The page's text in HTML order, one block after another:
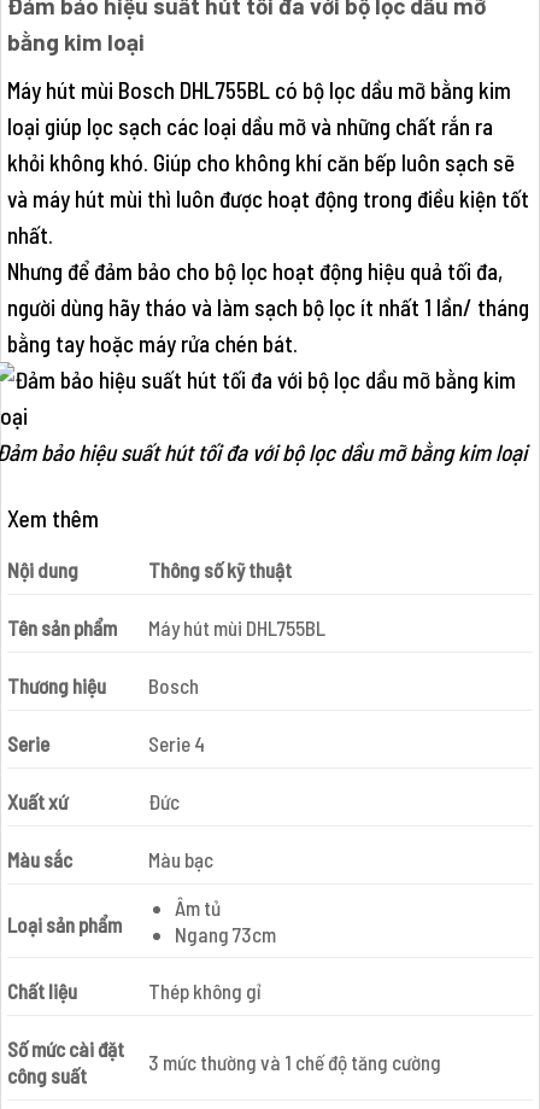
Đảm bảo hiệu suất hút tối đa với bộ lọc dầu mỡ
bằng kim loại
Máy hút mùi Bosch DHL755BL có bộ lọc dầu mỡ bằng kim
loại giúp lọc sạch các loại dầu mỡ và những chất rắn ra
khỏi không khó. Giúp cho không khí căn bếp luôn sạch sẽ
và máy hút mùi thì luôn được hoạt động trong điều kiện tốt
nhất.
Nhưng để đảm bảo cho bộ lọc hoạt động hiệu quả tối đa,
người dùng hãy tháo và làm sạch bộ lọc ít nhất 1 lần/ tháng
bằng tay hoặc máy rửa chén bát.
bảo hiệu suất hút tối đa với bộ lọc dầu mỡ bằng kim loại
Xem thêm
Nội dung Thông số kỹ thuật
Tên sản phẩm Máy hút mùi DHL755BL
Thương hiệu Bosch
Serie Serie 4
Xuất xứ Đức
Màu sắc Màu bạc
Loại sản phẩm
Âm tủ
Ngang 73cm
Chất liệu Thép không gỉ
Số mức cài đặt
công suất
3 mức thường và 1 chế độ tăng cường